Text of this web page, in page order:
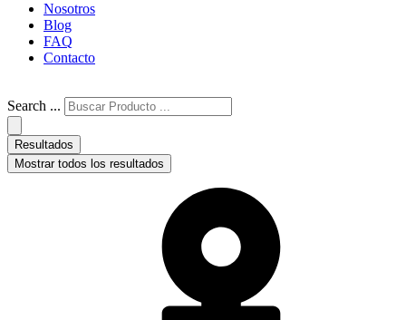
Nosotros
Blog
FAQ
Contacto
Search ...
Resultados
Mostrar todos los resultados